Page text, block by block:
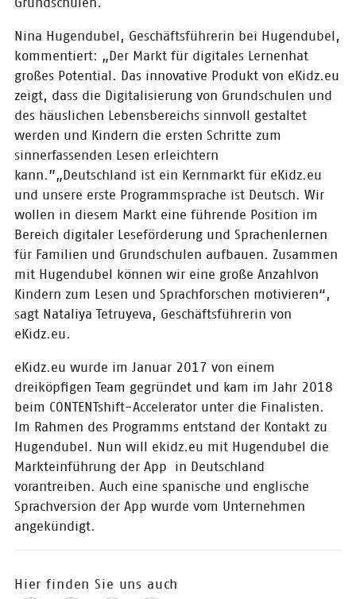
Nina Hugendubel, Geschäftsführerin bei Hugendubel,
kommentiert: „Der Markt für digitales Lernenhat
großes Potential. Das innovative Produkt von eKidz.eu
zeigt, dass die Digitalisierung von Grundschulen und
des häuslichen Lebensbereichs sinnvoll gestaltet
werden und Kindern die ersten Schritte zum
sinnerfassenden Lesen erleichtern
kann.”„Deutschland ist ein Kernmarkt für eKidz.eu
und unsere erste Programmsprache ist Deutsch. Wir
wollen in diesem Markt eine führende Position im
Bereich digitaler Leseförderung und Sprachenlernen
für Familien und Grundschulen aufbauen. Zusammen
mit Hugendubel können wir eine große Anzahlvon
Kindern zum Lesen und Sprachforschen motivieren“,
sagt Nataliya Tetruyeva, Geschäftsführerin von
eKidz.eu.
eKidz.eu wurde im Januar 2017 von einem
dreiköpfigen Team gegründet und kam im Jahr 2018
beim CONTENTshift-Accelerator unter die Finalisten.
Im Rahmen des Programms entstand der Kontakt zu
Hugendubel. Nun will ekidz.eu mit Hugendubel die
Markteinführung der App in Deutschland
vorantreiben. Auch eine spanische und englische
Sprachversion der App wurde vom Unternehmen
angekündigt.
Hier finden Sie uns auch
Hugendubel
Mit unserem CONTENTshift-
Accelerator unterstützen wir
Start-ups und beflügeln
gegenseitige Kooperation - nun
hat unser ehemaliger Finalist des
CONTENTshift-Accelerators 2018,
ekidz.eu, eine Partnerschaft mit
Hugendubel geschlossen.
09.09.2019
Unsere
Innovations-
Angebote auf der
Frankfurter
Buchmesse 2019
auf der Frankfurter Buchmesse
auf der Messe zu sehen!
Eisbrecher-
Netzwerkabend in
Berlin